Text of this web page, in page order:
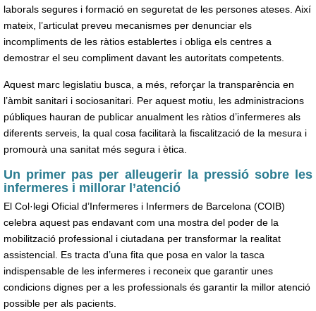
laborals segures i formació en seguretat de les persones ateses. Així
mateix, l’articulat preveu mecanismes per denunciar els
incompliments de les ràtios establertes i obliga els centres a
demostrar el seu compliment davant les autoritats competents.
Aquest marc legislatiu busca, a més, reforçar la transparència en
l’àmbit sanitari i sociosanitari. Per aquest motiu, les administracions
públiques hauran de publicar anualment les ràtios d’infermeres als
diferents serveis, la qual cosa facilitarà la fiscalització de la mesura i
promourà una sanitat més segura i ètica.
Un primer pas per alleugerir la pressió sobre les
infermeres i millorar l’atenció
El Col·legi Oficial d’Infermeres i Infermers de Barcelona (COIB)
celebra aquest pas endavant com una mostra del poder de la
mobilització professional i ciutadana per transformar la realitat
assistencial. Es tracta d’una fita que posa en valor la tasca
indispensable de les infermeres i reconeix que garantir unes
condicions dignes per a les professionals és garantir la millor atenció
possible per als pacients.